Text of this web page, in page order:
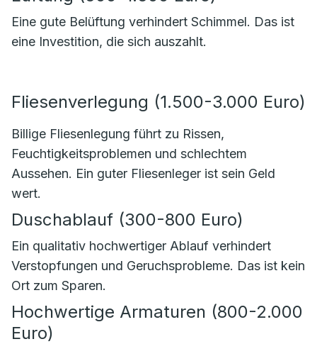
Eine gute Belüftung verhindert Schimmel. Das ist
eine Investition, die sich auszahlt.
Fliesenverlegung (1.500-3.000 Euro)
Billige Fliesenlegung führt zu Rissen,
Feuchtigkeitsproblemen und schlechtem
Aussehen. Ein guter Fliesenleger ist sein Geld
wert.
Duschablauf (300-800 Euro)
Ein qualitativ hochwertiger Ablauf verhindert
Verstopfungen und Geruchsprobleme. Das ist kein
Ort zum Sparen.
Hochwertige Armaturen (800-2.000
Euro)